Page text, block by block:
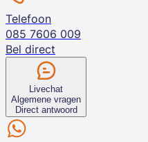
Telefoon
085 7606 009
Bel direct
Livechat
Algemene vragen
Direct antwoord